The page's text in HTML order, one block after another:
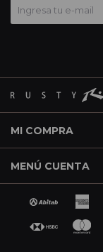
MI COMPRA
MENÚ CUENTA